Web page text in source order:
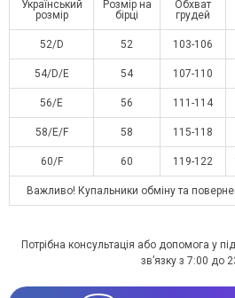
Український
розмір
Розмір на
бірці
Обхват
грудей
52/D 52 103-106
54/D/E 54 107-110
56/E 56 111-114
58/E/F 58 115-118
60/F 60 119-122
Важливо! Купальники обміну та
Потрібна консультація або допомога у
зв’язку з 7:00 до